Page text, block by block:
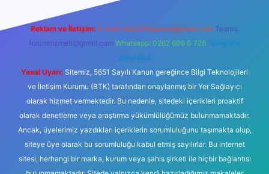
Reklam ve İletişim: E-mail: backlinkpaneli@gmail.com Teams:
forumhizmeti@gmail.com Whatsapp: 0262 606 0 726 Telegram:
@karabul
Yasal Uyarı: Sitemiz, 5651 Sayılı Kanun gereğince Bilgi Teknolojileri
ve İletişim Kurumu (BTK) tarafından onaylanmış bir Yer Sağlayıcı
olarak hizmet vermektedir. Bu nedenle, sitedeki içerikleri proaktif
olarak denetleme veya araştırma yükümlülüğümüz bulunmamaktadır.
Ancak, üyelerimiz yazdıkları içeriklerin sorumluluğunu taşımakta olup,
siteye üye olarak bu sorumluluğu kabul etmiş sayılırlar. Bu internet
sitesi, herhangi bir marka, kurum veya şahıs şirketi ile hiçbir bağlantısı